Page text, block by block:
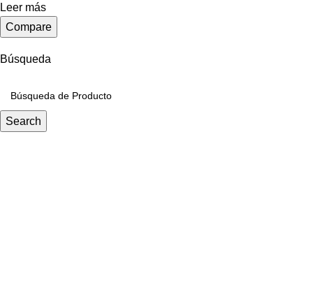
Búsqueda
Search
Leer más
Compare